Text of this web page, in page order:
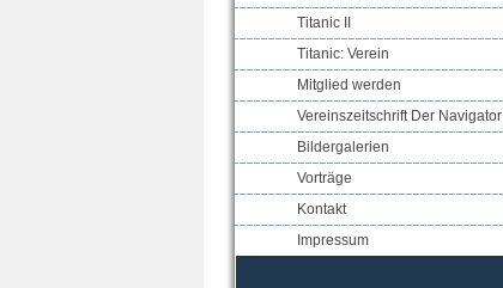
Titanic II
Titanic: Verein
Mitglied werden
Vereinszeitschrift Der Navigator
Bildergalerien
Vorträge
Kontakt
Impressum